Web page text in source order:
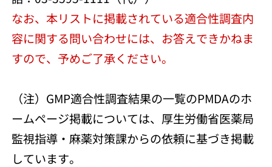
なお、本リストに掲載されている適合性調査内
容に関する問い合わせには、お答えできかねま
すので、予めご了承ください。
（注）GMP適合性調査結果の一覧のPMDAのホ
ームページ掲載については、厚生労働省医薬局
監視指導・麻薬対策課からの依頼に基づき掲載
しています。